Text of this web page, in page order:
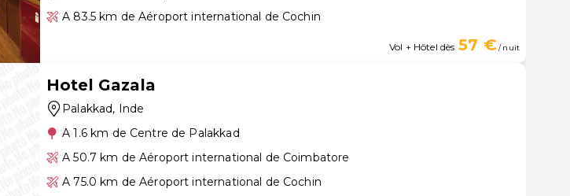
A 83.5 km de Aéroport international de Cochin
Vol + Hôtel dès 57 €/ nuit
Hotel Gazala
Palakkad, Inde
A 1.6 km de Centre de Palakkad
A 50.7 km de Aéroport international de Coimbatore
A 75.0 km de Aéroport international de Cochin